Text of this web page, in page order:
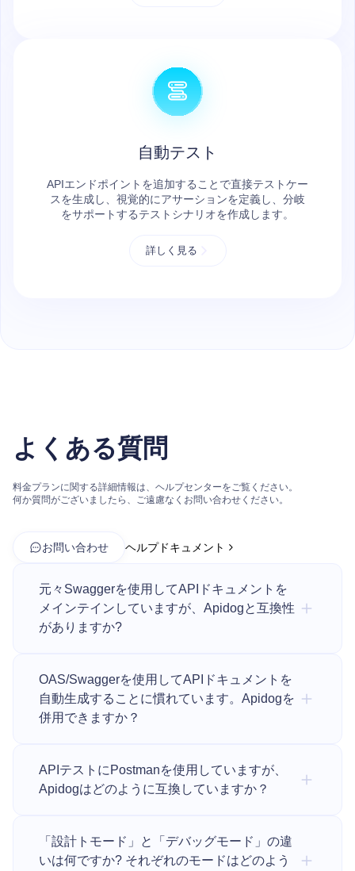
自動テスト
APIエンドポイントを追加することで直接テストケー
スを生成し、視覚的にアサーションを定義し、分岐
をサポートするテストシナリオを作成します。
詳しく見る
よくある質問
料金プランに関する詳細情報は、ヘルプセンターをご覧ください。
何か質問がございましたら、ご遠慮なくお問い合わせください。
お問い合わせ ヘルプドキュメント
元々Swaggerを使用してAPIドキュメントを
メインテインしていますが、Apidogと互換性
がありますか?
OAS/Swaggerを使用してAPIドキュメントを
自動生成することに慣れています。Apidogを
併用できますか？
APIテストにPostmanを使用していますが、
Apidogはどのように互換していますか？
「設計トモード」と「デバッグモード」の違
いは何ですか? それぞれのモードはどのよう